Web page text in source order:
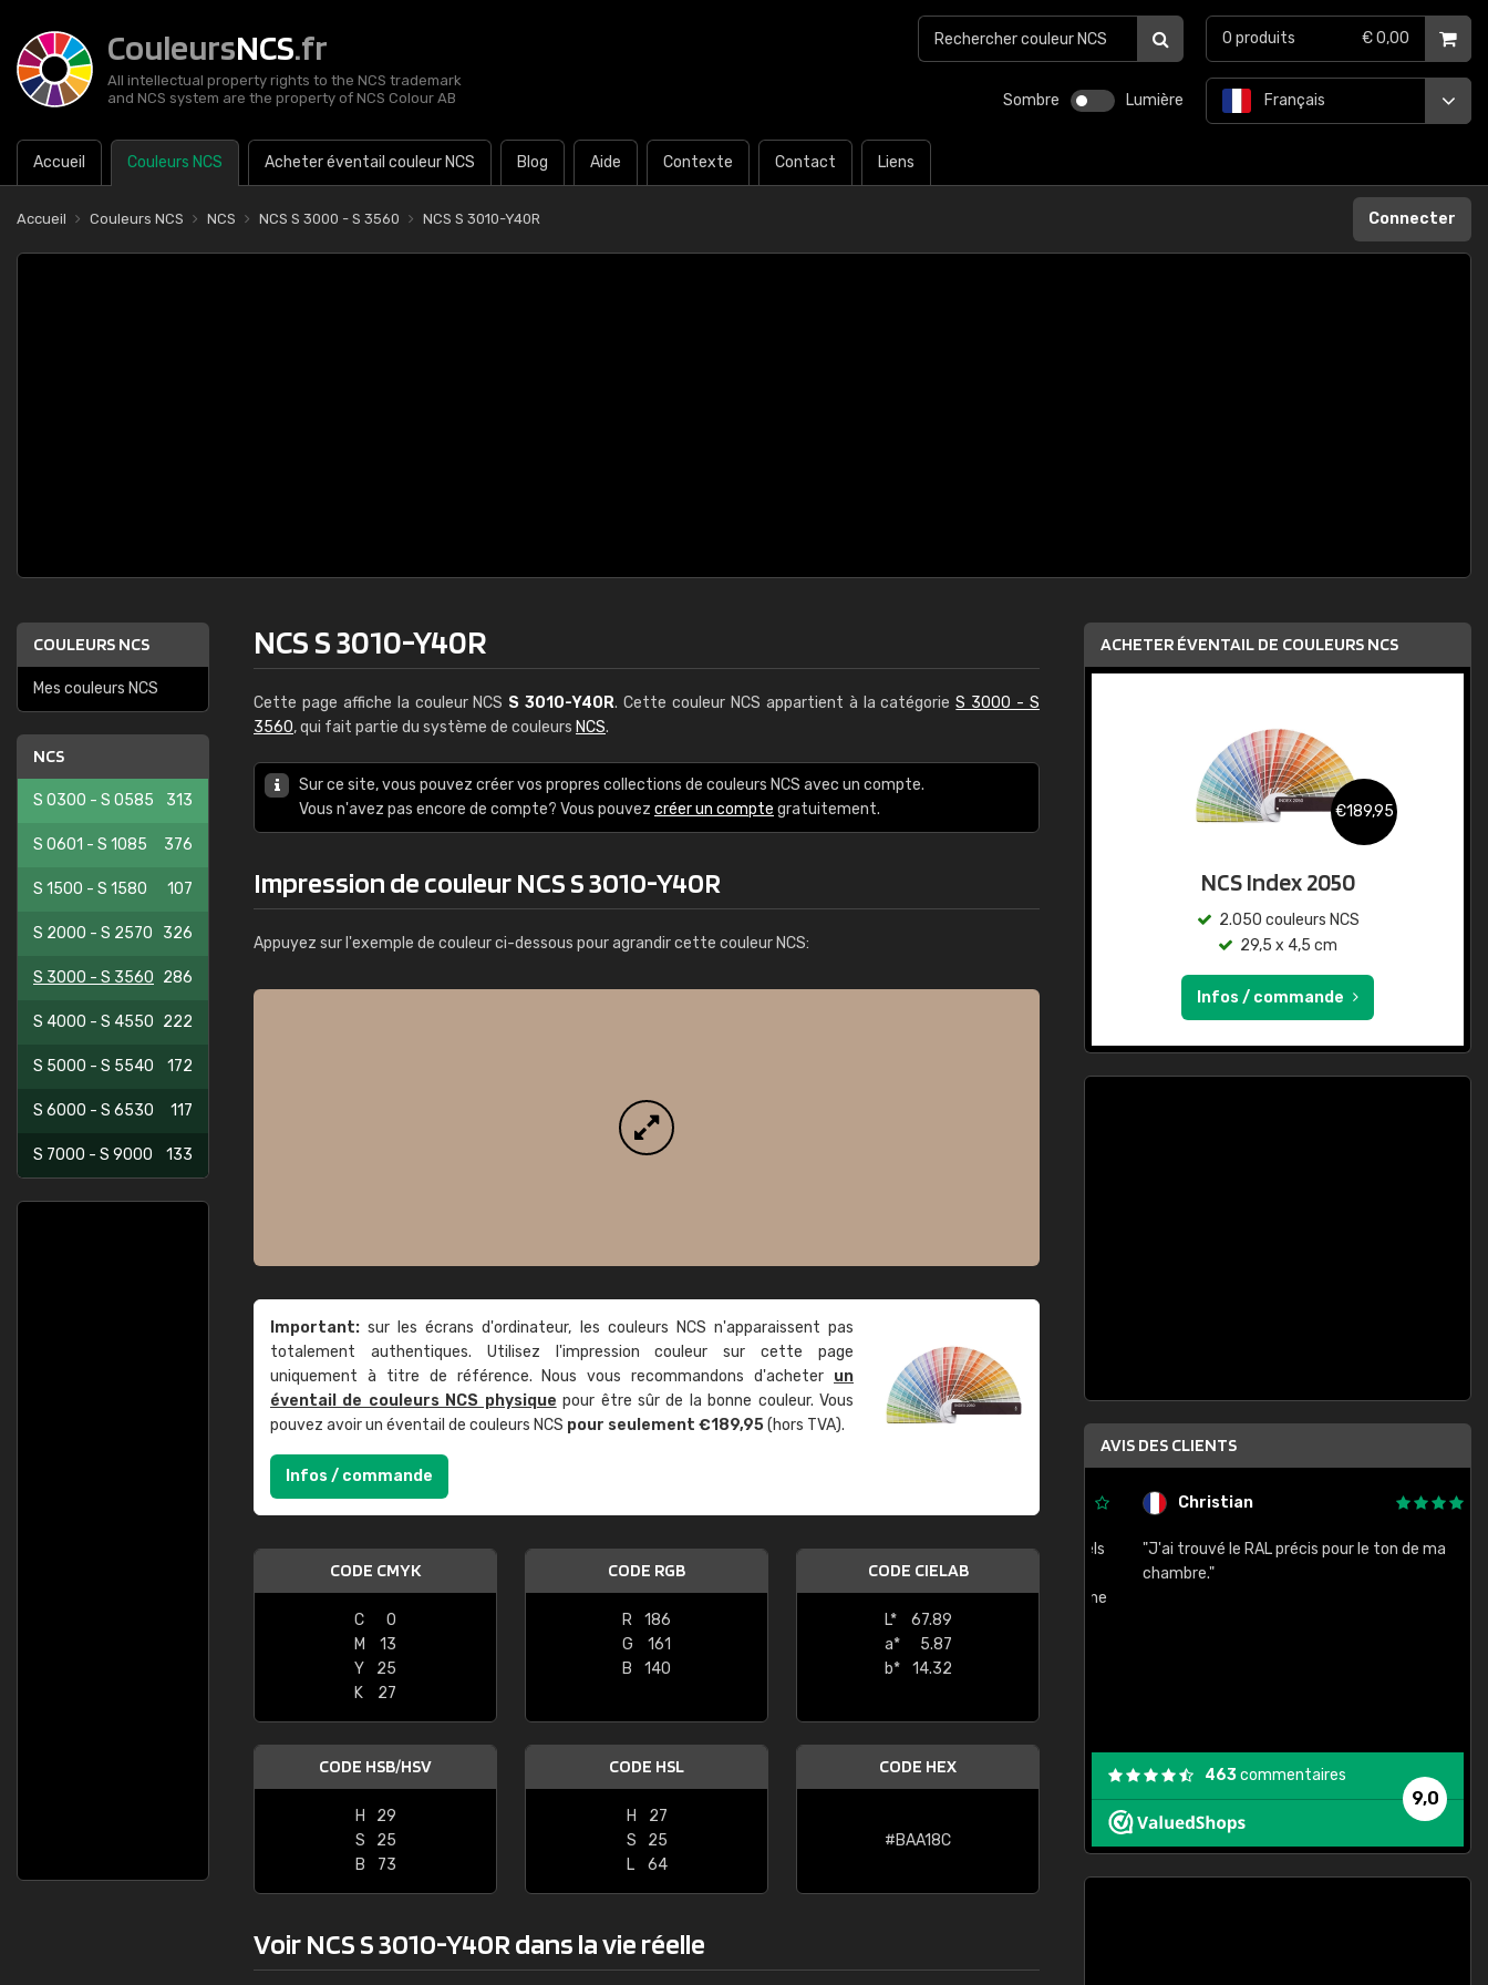
CouleursNCS.fr
All intellectual property rights to the NCS trademark
and NCS system are the property of NCS Colour AB
Sombre Lumière
Accueil Couleurs NCS Acheter éventail couleur NCS Blog Aide Contexte Contact Liens
Français
0 produits € 0,00
Accueil Couleurs NCS NCS NCS S 3000 - S 3560 NCS S 3010-Y40R Connecter
COULEURS NCS
Mes couleurs NCS
NCS
S 0300 - S 0585 313
S 0601 - S 1085 376
S 1500 - S 1580 107
S 2000 - S 2570 326
S 3000 - S 3560 286
S 4000 - S 4550 222
S 5000 - S 5540 172
S 6000 - S 6530 117
S 7000 - S 9000 133
NCS S 3010-Y40R
Cette page affiche la couleur NCS S 3010-Y40R. Cette couleur NCS appartient à la catégorieS 3000 - S
3560, qui fait partie du système de couleurs NCS.
Sur ce site, vous pouvez créer vos propres collections de couleurs NCS avec un compte.
Vous n'avez pas encore de compte? Vous pouvez créer un compte gratuitement.
Impression de couleur NCS S 3010-Y40R
Appuyez sur l'exemple de couleur ci-dessous pour agrandir cette couleur NCS:
Important: sur les écrans d'ordinateur, les couleurs NCS n'apparaissent pas
totalement authentiques. Utilisez l'impression couleur sur cette page
uniquement à titre de référence. Nous vous recommandons d'acheter un
éventail de couleurs NCS physique pour être sûr de la bonne couleur. Vous
pouvez avoir un éventail de couleurs NCS pour seulement €189,95(hors TVA).
Infos / commande
CODE CMYK
C
0
M
13
Y
25
K
27
CODE RGB
R
186
G
161
B
140
CODE CIELAB
L*
67.89
a*
5.87
b*
14.32
CODE HSB/HSV
H
29
S
25
B
73
CODE HSL
H
27
S
25
L
64
CODE HEX
#BAA18C
Voir NCS S 3010-Y40R dans la vie réelle
ACHETER ÉVENTAIL DE COULEURS NCS
€189,95
NCS Index 2050
2.050 couleurs NCS
29,5 x 4,5 cm
Infos / commande
AVIS DES CLIENTS
"Le site ne permet pas de voir clairement quels
sont les produits disponibles. Il y a plusieurs
palettes de couleurs: Classic, Design, etc. On ne
comprend pas qui est quoi. La livraison s'est
bien passé et le produit reçu me convient."
Christian
"J'ai trouvé le RAL précis pour le ton de ma
chambre."
9,0
463commentaires